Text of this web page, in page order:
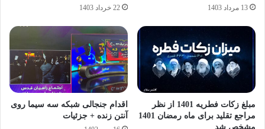
13 مرداد 1403 22 خرداد 1403
مبلغ زکات فطریه 1401 از نظر
مراجع تقلید برای ماه رمضان 1401
مشخص شد
اقدام جنجالی شبکه سه سیما روی
آنتن زنده + جزئیات